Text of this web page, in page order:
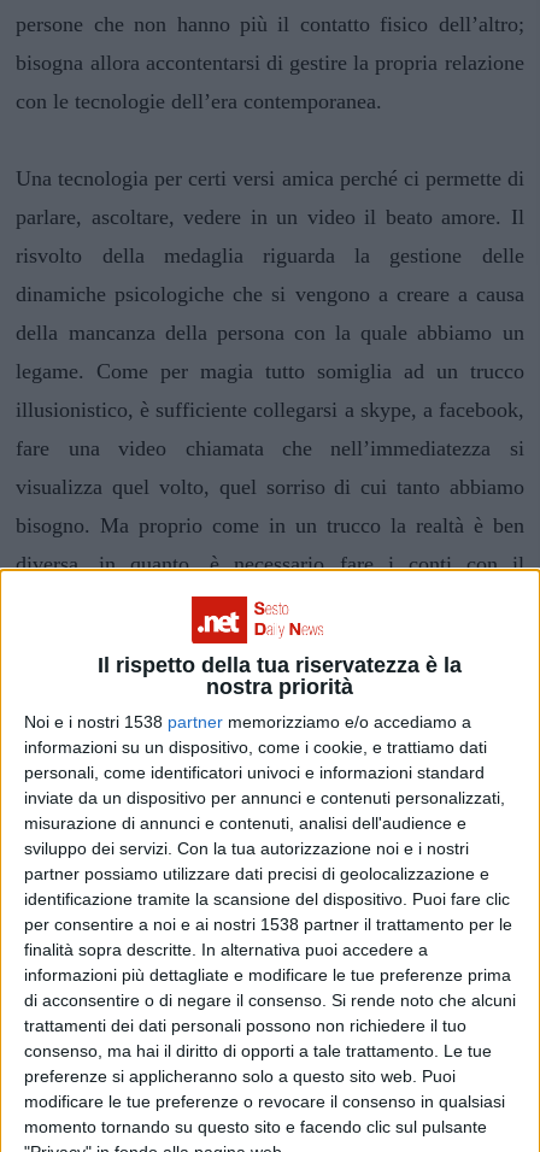
Il rispetto della tua riservatezza è la
nostra priorità
Noi e i nostri 1538 partner memorizziamo e/o accediamo a
informazioni su un dispositivo, come i cookie, e trattiamo dati
personali, come identificatori univoci e informazioni standard
inviate da un dispositivo per annunci e contenuti personalizzati,
misurazione di annunci e contenuti, analisi dell'audience e
sviluppo dei servizi. Con la tua autorizzazione noi e i nostri
partner possiamo utilizzare dati precisi di geolocalizzazione e
identificazione tramite la scansione del dispositivo. Puoi fare clic
per consentire a noi e ai nostri 1538 partner il trattamento per le
finalità sopra descritte. In alternativa puoi accedere a
informazioni più dettagliate e modificare le tue preferenze prima
di acconsentire o di negare il consenso. Si rende noto che alcuni
trattamenti dei dati personali possono non richiedere il tuo
consenso, ma hai il diritto di opporti a tale trattamento. Le tue
preferenze si applicheranno solo a questo sito web. Puoi
modificare le tue preferenze o revocare il consenso in qualsiasi
momento tornando su questo sito e facendo clic sul pulsante
persone che non hanno più il contatto fisico dell’altro;
bisogna allora accontentarsi di gestire la propria relazione
con le tecnologie dell’era contemporanea.
Una tecnologia per certi versi amica perché ci permette di
parlare, ascoltare, vedere in un video il beato amore. Il
risvolto della medaglia riguarda la gestione delle
dinamiche psicologiche che si vengono a creare a causa
della mancanza della persona con la quale abbiamo un
legame. Come per magia tutto somiglia ad un trucco
illusionistico, è sufficiente collegarsi a skype, a facebook,
fare una video chiamata che nell’immediatezza si
visualizza quel volto, quel sorriso di cui tanto abbiamo
bisogno. Ma proprio come in un trucco la realtà è ben
diversa, in quanto, è necessario fare i conti con il
bagaglio di intoppi, omissioni, scarnificazioni, ossessioni,
e chiarificazioni comunicative a cui spesso si incorre
quando si intraprende una relazione di questo tipo. La
gestione di una buona comunicazione non è solo l’unico
fantasma che si aggira attorno a tale legame; vi sono altri
tasselli da scoprire quali la fiducia, la sincerità, la
gelosia.
Questi cardini fondamentali sono e saranno sempre
presenti anche in una relazione non a distanza; di sicuro
però, assumono un peso diverso quando il partner con cui
ci si confronta non è dinanzi a noi e non lo viviamo in
pienezza. Proprio perché lontani, a volte si evitano
chiarimenti che possono indurre a discussioni, litigi, a
silenzi. Tuttavia può manifestarsi anche il contrario: tutto